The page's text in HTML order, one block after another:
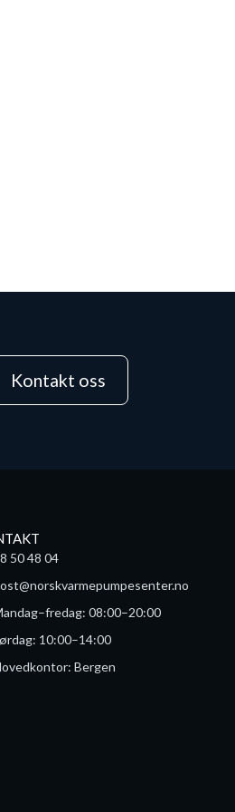
Kontakt oss
50 48 04
08:00–20:00
10:00–14:00
Bergen